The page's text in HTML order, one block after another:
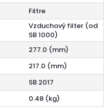
Filtre
Vzduchový filter (od
SB 1000)
277.0 (mm)
217.0 (mm)
SB 2017
0.48 (kg)